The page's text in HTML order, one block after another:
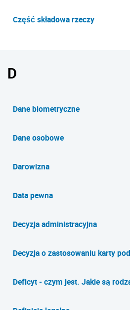
Część składowa rzeczy
D
Dane biometryczne
Dane osobowe
Darowizna
Data pewna
Decyzja administracyjna
Decyzja o zastosowaniu karty
Deficyt - czym jest. Jakie są